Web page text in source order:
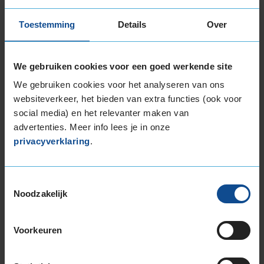
Toestemming Details Over
We gebruiken cookies voor een goed werkende site
We gebruiken cookies voor het analyseren van ons
websiteverkeer, het bieden van extra functies (ook voor
social media) en het relevanter maken van
advertenties. Meer info lees je in onze
privacyverklaring.
Noodzakelijk
Voorkeuren
All season banden van andere
merken
Bij KwikFit vind je een groot
aantalbandenmerken, waaronder naast Dunlop
alle topmerken zoals